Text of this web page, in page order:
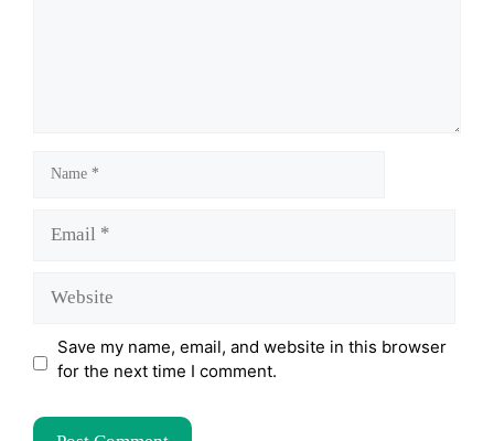
Name
Email
Website
Save my name, email, and website in this browser
for the next time I comment.